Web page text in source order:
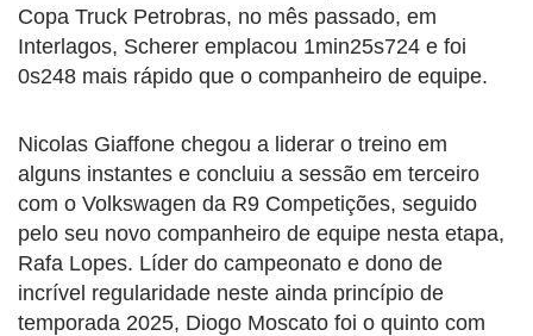
Copa Truck Petrobras, no mês passado, em
Interlagos, Scherer emplacou 1min25s724 e foi
0s248 mais rápido que o companheiro de equipe.
Nicolas Giaffone chegou a liderar o treino em
alguns instantes e concluiu a sessão em terceiro
com o Volkswagen da R9 Competições, seguido
pelo seu novo companheiro de equipe nesta etapa,
Rafa Lopes. Líder do campeonato e dono de
incrível regularidade neste ainda princípio de
temporada 2025, Diogo Moscato foi o quinto com